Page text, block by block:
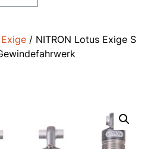
Exige / NITRON Lotus Exige S